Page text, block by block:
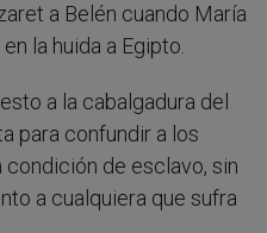
a Belén cuando María
la huida a Egipto.
a la cabalgadura del
para confundir a los
de esclavo, sin
a cualquiera que sufra